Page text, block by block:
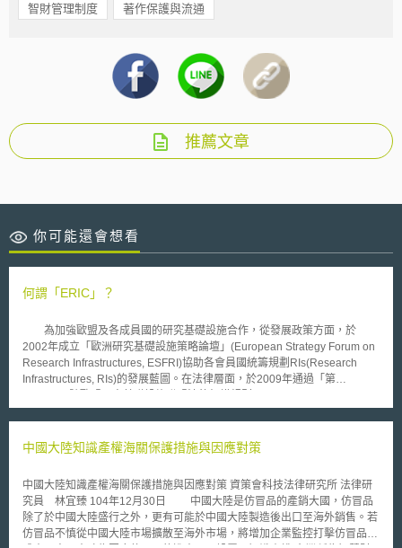
智財管理制度 著作保護與流通
推薦文章
你可能還會想看
何謂「ERIC」？
為加強歐盟及各成員國的研究基礎設施合作，從發展政策方面，於
2002年成立「歐洲研究基礎設施策略論壇」(European Strategy Forum on
Research Infrastructures, ESFRI)協助各會員國統籌規劃RIs(Research
Infrastructures, RIs)的發展藍圖。在法律層面，於2009年通過「第
REGULATION (EU) No 723/2009 of 25 June 2009 on the Community
(ERIC)，使各歐盟會員國、夥伴國家、非夥伴國家之第三國家或跨政府國際
取得法律人格，成立「歐盟研究基礎設施聯盟」(European Research
Infrastructure Consortium, ERIC)，且可為權利得喪變更之主體，更可與他
方簽訂契約或成為訴訟當事人，使其具有自我經營管理之能力。 截至
目前為止(2015年9月)，歐盟的RIs正式成立11個ERIC，並且透過國際間合
作將RIs做更有效率之使用。國際上近年來創新研發競爭激烈，歐盟執委會
中國大陸知識產權海關保護措施與因應對策
中國大陸知識產權海關保護措施與因應對策 資策會科技法律研究所 法律研
究員 林宜臻 104年12月30日 中國大陸是仿冒品的產銷大國，仿冒品
除了於中國大陸盛行之外，更有可能於中國大陸製造後出口至海外銷售。若
仿冒品不慎從中國大陸市場擴散至海外市場，將增加企業監控打擊仿冒品的